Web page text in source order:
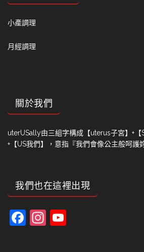
小產調理
月經調理
關於我們
uterUSally由三組字構成【uterus子宮】+【
+【US我們】，意指『我們會像公主般呵護
我們也在這裡出現
Facebook
Instagram